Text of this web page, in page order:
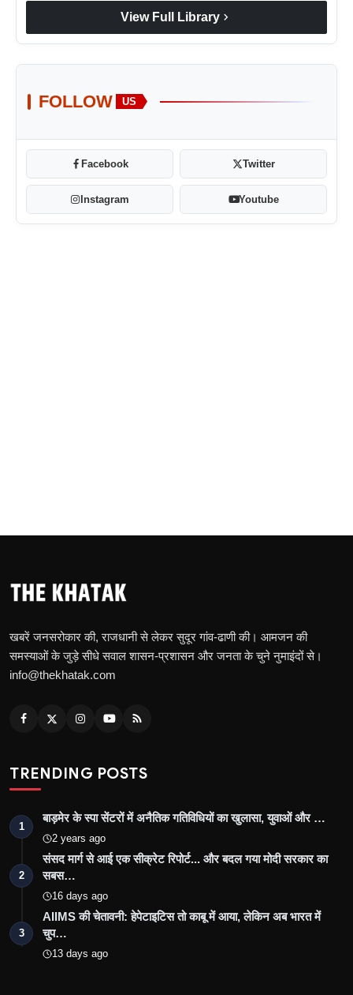
View Full Library chevron_right
FOLLOW US
Facebook Twitter
Instagram Youtube
खबरें जनसरोकार की, राजधानी से लेकर सुदूर गांव-ढाणी की। आमजन की
समस्याओं के जुड़े सीधे सवाल शासन-प्रशासन और जनता के चुने नुमाइंदों से।
info@thekhatak.com
TRENDING POSTS
1
बाड़मेर के स्पा सेंटरों में अनैतिक गतिविधियों का खुलासा, युवाओं और …
2 years ago
2
संसद मार्ग से आई एक सीक्रेट रिपोर्ट... और बदल गया मोदी सरकार का
सबस…
16 days ago
3
AIIMS की चेतावनी: हेपेटाइटिस तो काबू में आया, लेकिन अब भारत में
चुप…
13 days ago